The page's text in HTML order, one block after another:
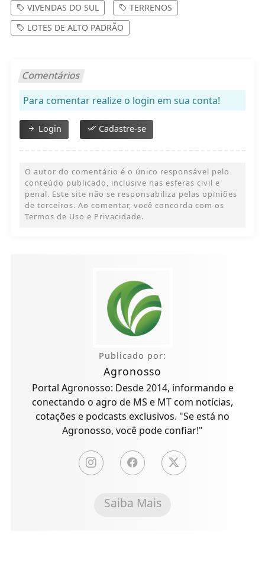
VIVENDAS DO SUL
TERRENOS
LOTES DE ALTO PADRÃO
Comentários
Para comentar realize o login em sua conta!
Login Cadastre-se
O autor do comentário é o único responsável pelo
conteúdo publicado, inclusive nas esferas civil e
penal. Este site não se responsabiliza pelas opiniões
de terceiros. Ao comentar, você concorda com os
Termos de Uso e Privacidade.
Publicado por:
Agronosso
Portal Agronosso: Desde 2014, informando e
conectando o agro de MS e MT com notícias,
cotações e podcasts exclusivos. "Se está no
Agronosso, você pode confiar!"
Saiba Mais